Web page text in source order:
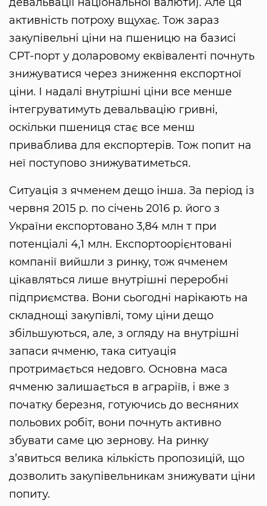
активність потроху вщухає. Тож зараз
закупівельні ціни на пшеницю на базисі
СРТ-порт у доларовому еквіваленті почнуть
знижуватися через зниження експортної
ціни. І надалі внутрішні ціни все менше
інтегруватимуть девальвацію гривні,
оскільки пшениця стає все менш
приваблива для експортерів. Тож попит на
неї поступово знижуватиметься.
Ситуація з ячменем дещо інша. За період із
червня 2015 р. по січень 2016 р. його з
України експортовано 3,84 млн т при
потенціалі 4,1 млн. Експортоорієнтовані
компанії вийшли з ринку, тож ячменем
цікавляться лише внутрішні переробні
підприємства. Вони сьогодні нарікають на
складнощі закупівлі, тому ціни дещо
збільшуються, але, з огляду на внутрішні
запаси ячменю, така ситуація
протримається недовго. Основна маса
ячменю залишається в аграріїв, і вже з
початку березня, готуючись до весняних
польових робіт, вони почнуть активно
збувати саме цю зернову. На ринку
з’явиться велика кількість пропозицій, що
дозволить закупівельникам знижувати ціни
попиту.